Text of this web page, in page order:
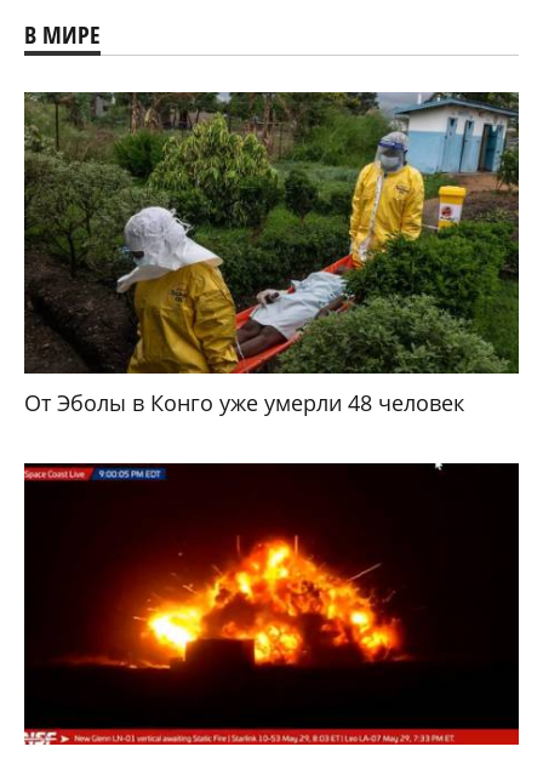
В МИРЕ
От Эболы в Конго уже умерли 48 человек